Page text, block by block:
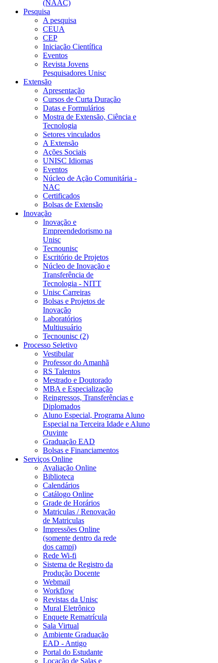
(NAAC)
Pesquisa
A pesquisa
CEUA
CEP
Iniciação Científica
Eventos
Revista Jovens
Pesquisadores Unisc
Extensão
Apresentação
Cursos de Curta Duração
Datas e Formulários
Mostra de Extensão, Ciência e
Tecnologia
Setores vinculados
A Extensão
Ações Sociais
UNISC Idiomas
Eventos
Núcleo de Ação Comunitária -
NAC
Certificados
Bolsas de Extensão
Inovação
Inovação e
Empreendedorismo na
Unisc
Tecnounisc
Escritório de Projetos
Núcleo de Inovação e
Transferência de
Tecnologia - NITT
Unisc Carreiras
Bolsas e Projetos de
Inovação
Laboratórios
Multiusuário
Tecnounisc (2)
Processo Seletivo
Vestibular
Professor do Amanhã
RS Talentos
Mestrado e Doutorado
MBA e Especialização
Reingressos, Transferências e
Diplomados
Aluno Especial, Programa Aluno
Especial na Terceira Idade e Aluno
Ouvinte
Graduação EAD
Bolsas e Financiamentos
Serviços Online
Avaliação Online
Biblioteca
Calendários
Catálogo Online
Grade de Horários
Matriculas / Renovação
de Matriculas
Impressões Online
(somente dentro da rede
dos campi)
Rede Wi-fi
Sistema de Registro da
Produção Docente
Webmail
Workflow
Revistas da Unisc
Mural Eletrônico
Enquete Rematrícula
Sala Virtual
Ambiente Graduação
EAD - Antigo
Portal do Estudante
Locação de Salas e